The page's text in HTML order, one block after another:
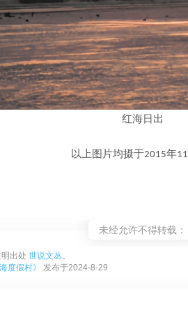
红海日出
以上图片均摄于2015年11
未经允许不得转载：
出处 世说文丛。
度假村》 发布于2024-8-29